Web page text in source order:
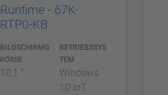
Runtime - 67K-
RTP0-KB
BILDSCHIRMG
RÖSSE
10,1 "
BETRIEBSSYS
TEM
Windows
10 IoT